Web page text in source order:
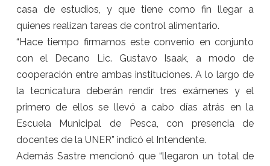
casa de estudios, y que tiene como fin llegar a
quienes realizan tareas de control alimentario.
“Hace tiempo firmamos este convenio en conjunto
con el Decano Lic. Gustavo Isaak, a modo de
cooperación entre ambas instituciones. A lo largo de
la tecnicatura deberán rendir tres exámenes y el
primero de ellos se llevó a cabo días atrás en la
Escuela Municipal de Pesca, con presencia de
docentes de la UNER” indicó el Intendente.
Además Sastre mencionó que “llegaron un total de